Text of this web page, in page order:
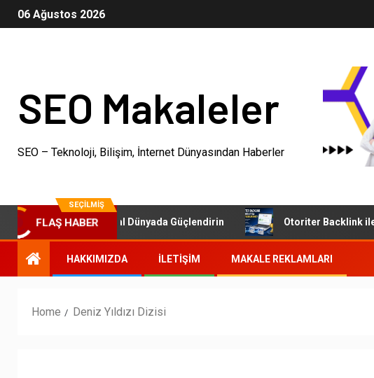
06 Ağustos 2026
SEO Makaleler
SEO – Teknoloji, Bilişim, İnternet Dünyasından Haberler
SEÇILMIŞ
FLAŞ HABER
İşletmenizi Dijital Dünyada Güçlendirin Otoriter Backlink ile
HAKKIMIZDA İLETIŞIM MAKALE REKLAMLARI
Home Deniz Yıldızı Dizisi